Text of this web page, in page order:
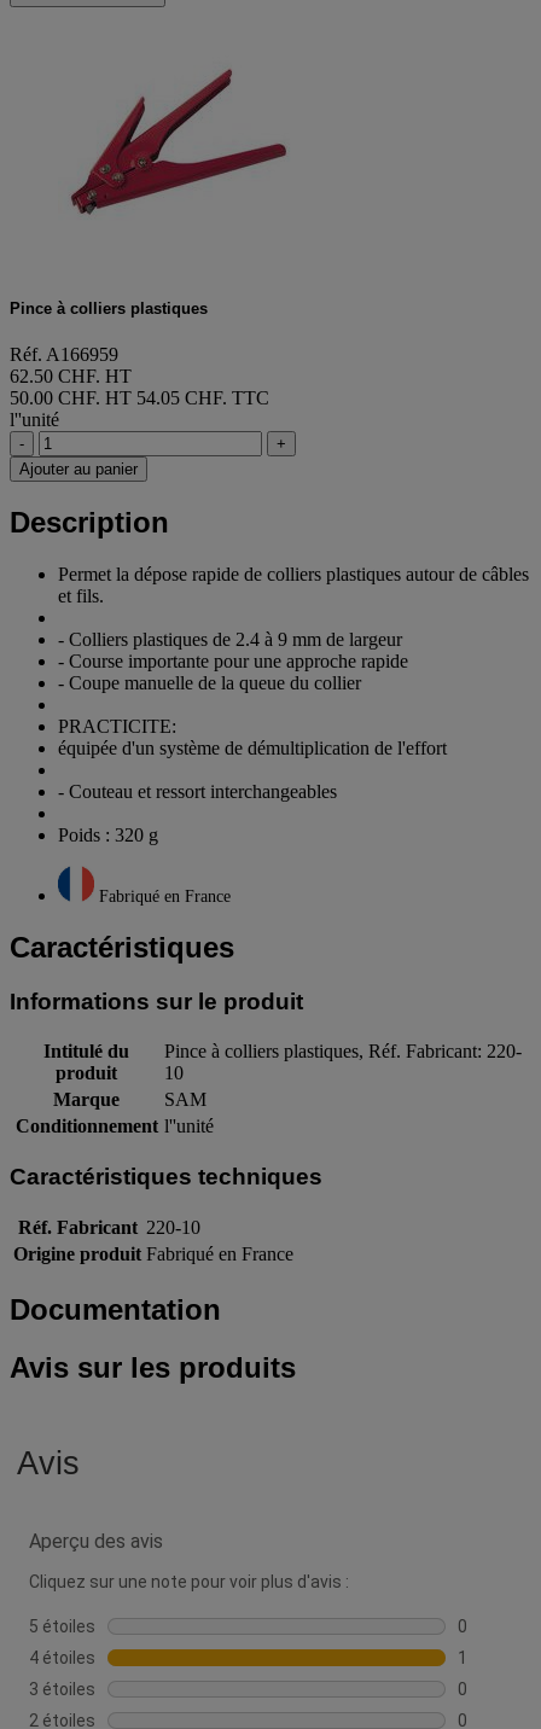
Pince à colliers plastiques
Réf. A166959
62.50 CHF. HT
50.00 CHF. HT 54.05 CHF. TTC
l''unité
-
+
Ajouter au panier
Description
Permet la dépose rapide de colliers plastiques autour de câbles
et fils.
- Colliers plastiques de 2.4 à 9 mm de largeur
- Course importante pour une approche rapide
- Coupe manuelle de la queue du collier
PRACTICITE:
équipée d'un système de démultiplication de l'effort
- Couteau et ressort interchangeables
Poids : 320 g
Fabriqué en France
Caractéristiques
Informations sur le produit
Intitulé du
produit
Pince à colliers plastiques, Réf. Fabricant: 220-
10
Marque
SAM
Conditionnement l''unité
Caractéristiques techniques
Réf. Fabricant 220-10
Origine produit Fabriqué en France
Documentation
Avis sur les produits